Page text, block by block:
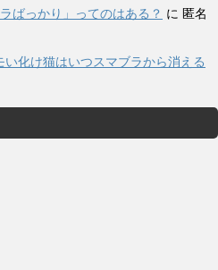
ばっかり」ってのはある？ に 匿名
い化け猫はいつスマブラから消える